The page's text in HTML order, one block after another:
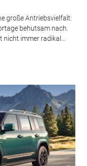
große Antriebsvielfalt:
behutsam nach.
immer radikal...